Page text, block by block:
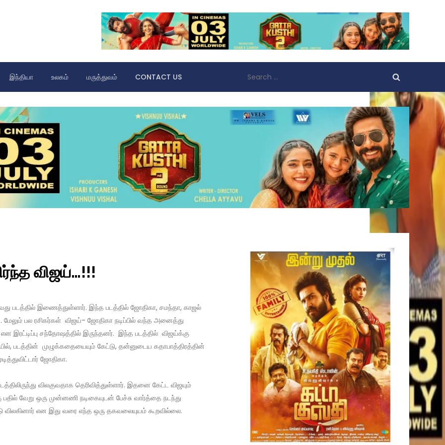
இந்தியா உலகம் மருத்துவம் CONTACT US
for:
விஜய்…!!!
படத்தில் இணைத்துள்ளார். இந்த படத்தில் ஜோதிகா, சமந்தா, காஜல்
பல ரசிகர்கள் விஜய்- ஜோதிகா நடிப்பில் வந்த அனைத்து
இரட்டிப்பு சந்தோஷத்தில் இருந்தனர். இந்த படத்தில் விஜய்க்கு
படத்தின் முழுக்கதையையும் கேட்டு, தன்னுடைய கதாபாத்திரத்தின்
ஜோதிகா.
விலகுவதாக தெரிவித்துள்ளார். இதனை கேட்ட விஜயும்
பதில் வேறு ஒரு முன்னணி நடிகையுடன் பேச்சு வார்த்தை நடந்து
விலகினார் என இது வரை எந்த ஒரு தகவலையுயம் கூறவில்லை.